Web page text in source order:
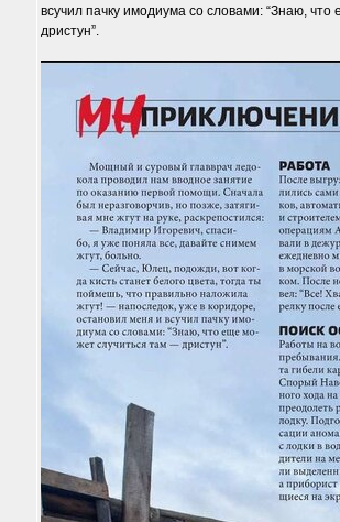
всучил пачку имодиума со словами: “Знаю,
дристун”.